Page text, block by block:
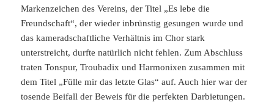
Markenzeichen des Vereins, der Titel „Es lebe die
Freundschaft“, der wieder inbrünstig gesungen wurde und
das kameradschaftliche Verhältnis im Chor stark
unterstreicht, durfte natürlich nicht fehlen. Zum Abschluss
traten Tonspur, Troubadix und Harmonixen zusammen mit
dem Titel „Fülle mir das letzte Glas“ auf. Auch hier war der
tosende Beifall der Beweis für die perfekten Darbietungen.